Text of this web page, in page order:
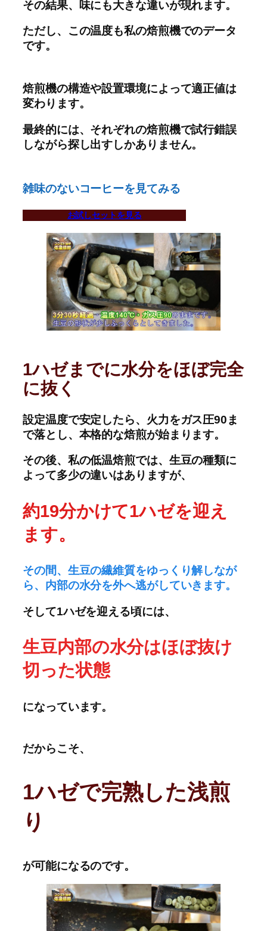
その結果、味にも大きな違いが現れます。
ただし、この温度も私の焙煎機でのデータ
です。
焙煎機の構造や設置環境によって適正値は
変わります。
最終的には、それぞれの焙煎機で試行錯誤
しながら探し出すしかありません。
雑味のないコーヒーを見てみる
お試しセットを見る
1ハゼまでに水分をほぼ完全
に抜く
設定温度で安定したら、火力をガス圧90ま
で落とし、本格的な焙煎が始まります。
その後、私の低温焙煎では、生豆の種類に
よって多少の違いはありますが、
約19分かけて1ハゼを迎え
ます。
その間、生豆の繊維質をゆっくり解しなが
ら、内部の水分を外へ逃がしていきます。
そして1ハゼを迎える頃には、
生豆内部の水分はほぼ抜け
切った状態
になっています。
だからこそ、
1ハゼで完熟した浅煎
り
が可能になるのです。